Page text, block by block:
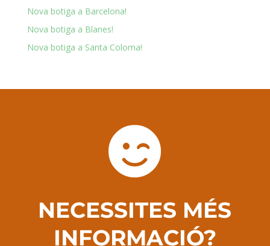
Nova botiga a Barcelona!
Nova botiga a Blanes!
Nova botiga a Santa Coloma!

NECESSITES MÉS
INFORMACIÓ?